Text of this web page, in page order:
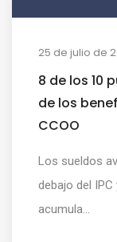
25 de julio de
8 de los 10
de los
CCOO
Los sueldos
debajo del
acumula...